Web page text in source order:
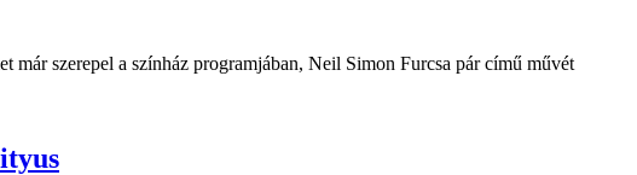
szerepel a színház programjában, Neil Simon Furcsa pár című művét